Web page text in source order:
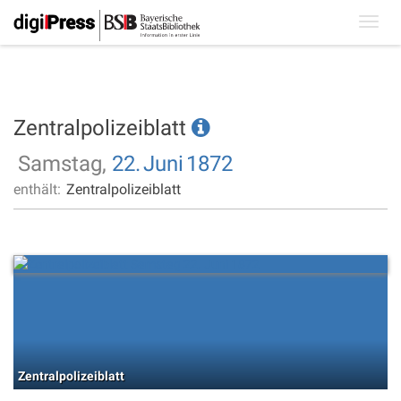
Zentralpolizeiblatt
Samstag, 22.Juni 1872
enthält: Zentralpolizeiblatt
Zentralpolizeiblatt